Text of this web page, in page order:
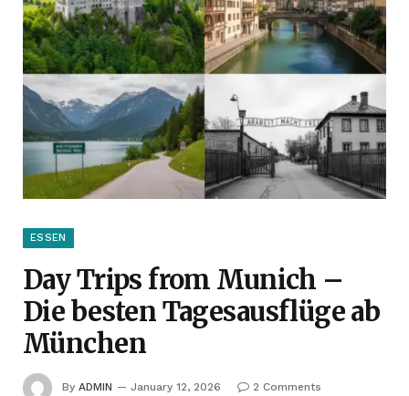
ESSEN
Day Trips from Munich –
Die besten Tagesausflüge ab
München
By ADMIN January 12, 2026
2 Comments